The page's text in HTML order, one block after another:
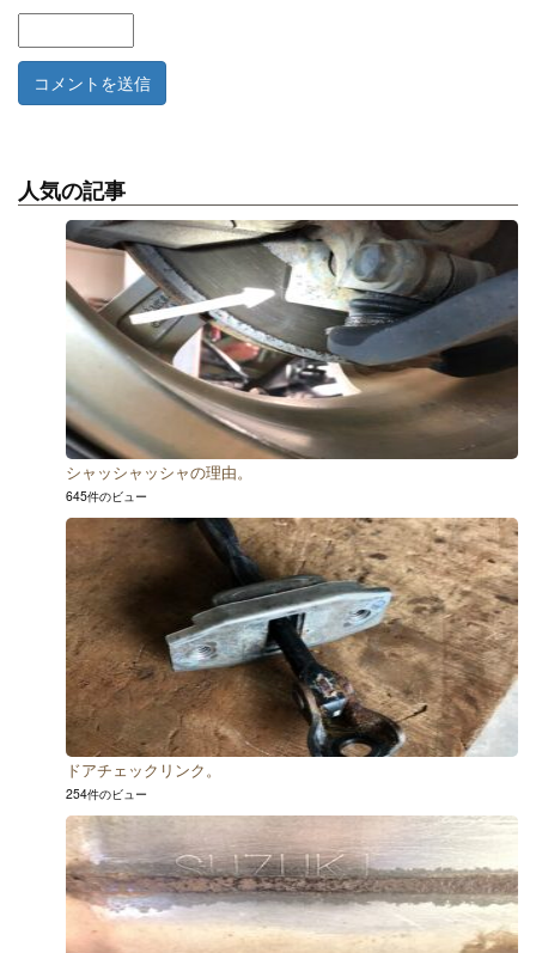
人気の記事
シャッシャッシャの理由。
645件のビュー
ドアチェックリンク。
254件のビュー